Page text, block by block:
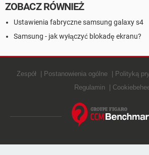
ZOBACZ RÓWNIEŻ
Ustawienia fabryczne samsung galaxy s4
Samsung - jak wyłączyć blokadę ekranu?
Zespół Postanowienia ogólne Polityką
Regulamin